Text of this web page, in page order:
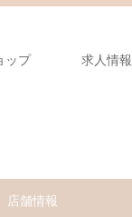
ップ 求人情報
店舗情報